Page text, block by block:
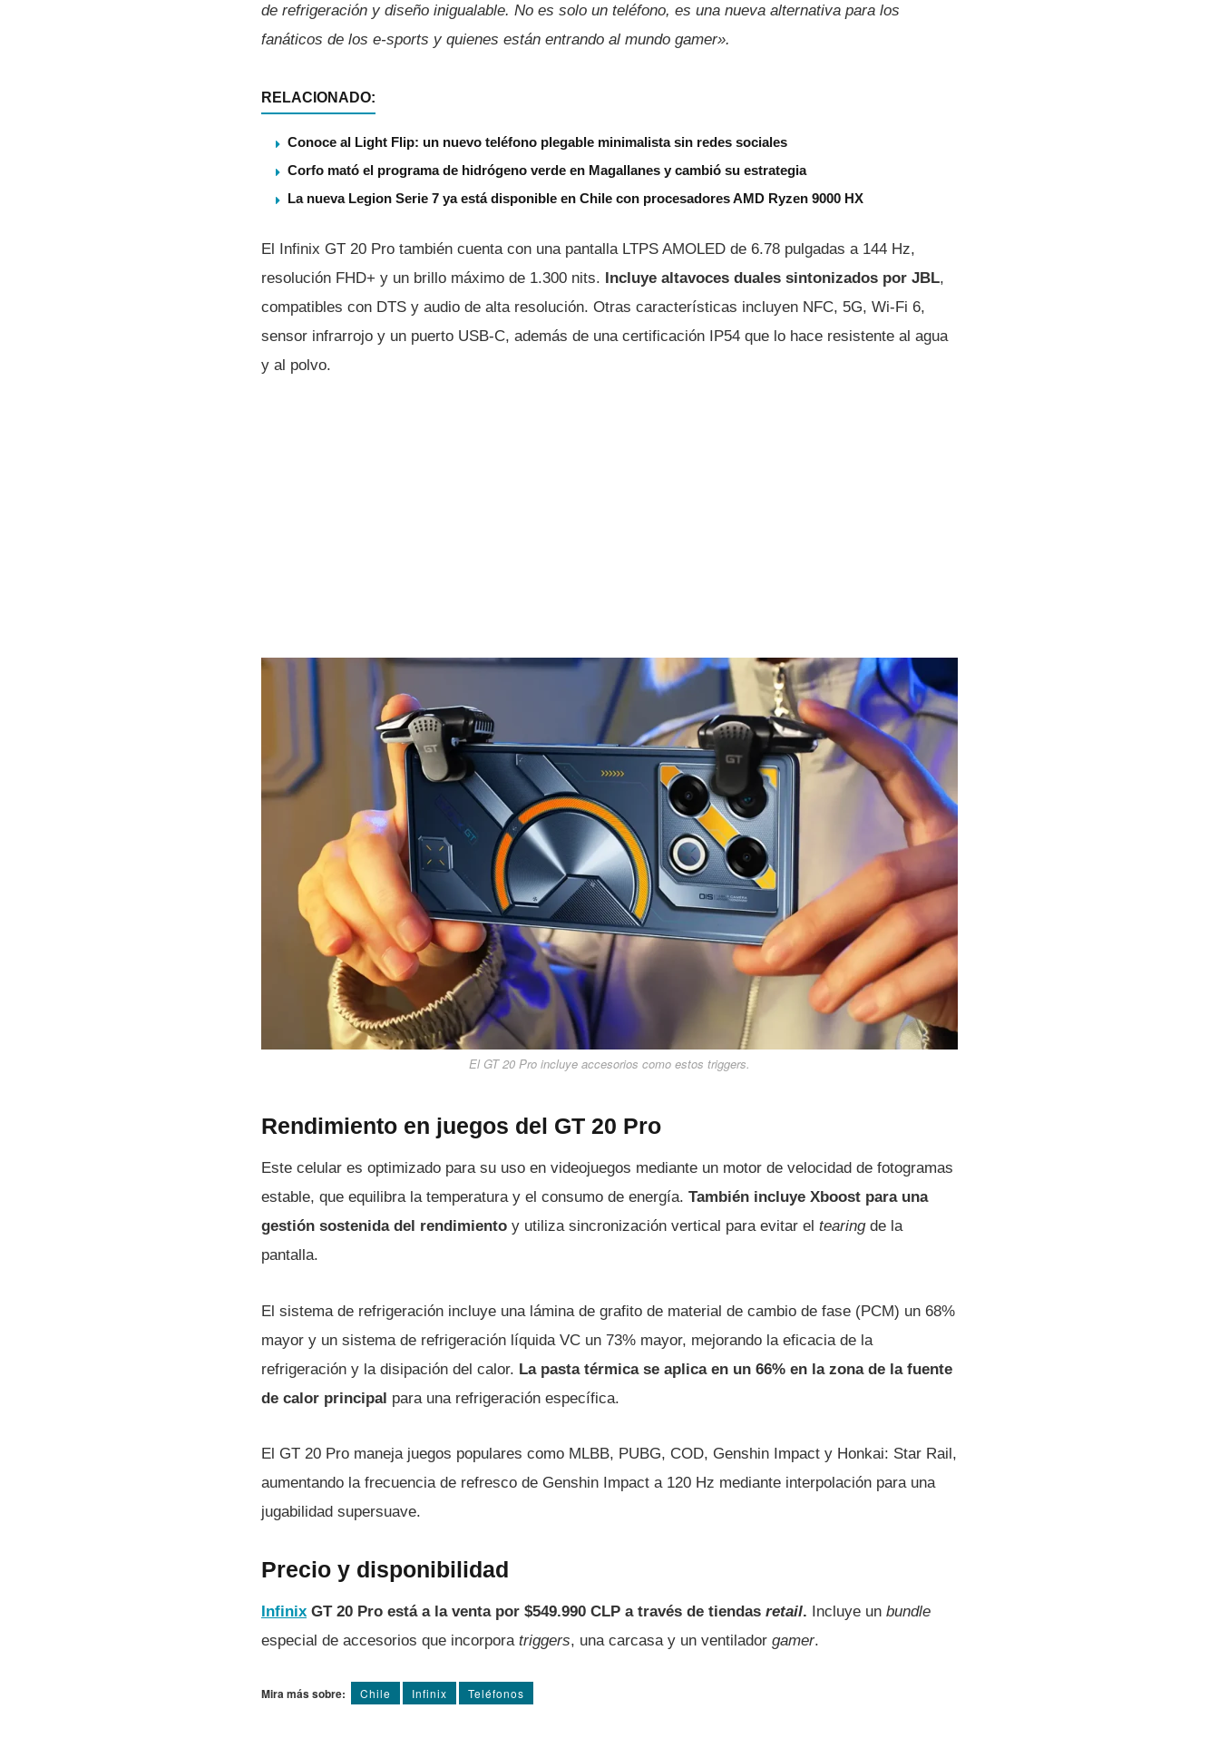
de refrigeración y diseño inigualable. No es solo un teléfono, es una nueva alternativa para los
fanáticos de los e-sports y quienes están entrando al mundo gamer».
RELACIONADO:
Conoce al Light Flip: un nuevo teléfono plegable minimalista sin redes sociales
Corfo mató el programa de hidrógeno verde en Magallanes y cambió su estrategia
La nueva Legion Serie 7 ya está disponible en Chile con procesadores AMD Ryzen 9000 HX
El Infinix GT 20 Pro también cuenta con una pantalla LTPS AMOLED de 6.78 pulgadas a 144 Hz,
resolución FHD+ y un brillo máximo de 1.300 nits. Incluye altavoces duales sintonizados por JBL,
compatibles con DTS y audio de alta resolución. Otras características incluyen NFC, 5G, Wi-Fi 6,
sensor infrarrojo y un puerto USB-C, además de una certificación IP54 que lo hace resistente al agua
y al polvo.
El GT 20 Pro incluye accesorios como estos triggers.
Rendimiento en juegos del GT 20 Pro
Este celular es optimizado para su uso en videojuegos mediante un motor de velocidad de fotogramas
estable, que equilibra la temperatura y el consumo de energía. También incluye Xboost para una
gestión sostenida del rendimiento y utiliza sincronización vertical para evitar el tearingde la
pantalla.
El sistema de refrigeración incluye una lámina de grafito de material de cambio de fase (PCM) un 68%
mayor y un sistema de refrigeración líquida VC un 73% mayor, mejorando la eficacia de la
refrigeración y la disipación del calor. La pasta térmica se aplica en un 66% en la zona de la fuente
de calor principal para una refrigeración específica.
El GT 20 Pro maneja juegos populares como MLBB, PUBG, COD, Genshin Impact y Honkai: Star Rail,
aumentando la frecuencia de refresco de Genshin Impact a 120 Hz mediante interpolación para una
jugabilidad supersuave.
Precio y disponibilidad
Infinix GT 20 Pro está a la venta por $549.990 CLP a través de tiendas retail. Incluye un bundle
especial de accesorios que incorpora triggers, una carcasa y un ventilador gamer.
Mira más sobre: Chile Infinix Teléfonos